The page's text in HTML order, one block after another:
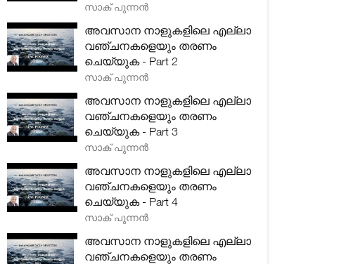
സാക് പുന്നൻ
അവസാന നാളുകളിലെ എല്ലാ
വഞ്ചനകളെയും തരണം
ചെയ്യുക - Part 2
സാക് പുന്നൻ
അവസാന നാളുകളിലെ എല്ലാ
വഞ്ചനകളെയും തരണം
ചെയ്യുക - Part 3
സാക് പുന്നൻ
അവസാന നാളുകളിലെ എല്ലാ
വഞ്ചനകളെയും തരണം
ചെയ്യുക - Part 4
സാക് പുന്നൻ
അവസാന നാളുകളിലെ എല്ലാ
വഞ്ചനകളെയും തരണം